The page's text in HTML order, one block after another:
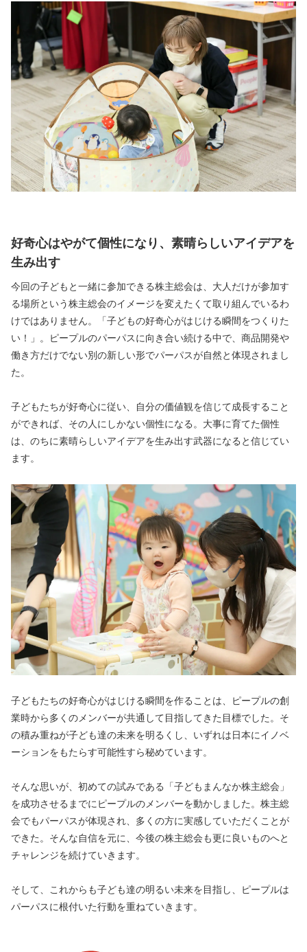
好奇心はやがて個性になり、素晴らしいアイデアを
生み出す
今回の子どもと一緒に参加できる株主総会は、大人だけが参加す
る場所という株主総会のイメージを変えたくて取り組んでいるわ
けではありません。「子どもの好奇心がはじける瞬間をつくりた
い！」。ピープルのパーパスに向き合い続ける中で、商品開発や
働き方だけでない別の新しい形でパーパスが自然と体現されまし
た。
子どもたちが好奇心に従い、自分の価値観を信じて成長すること
ができれば、その人にしかない個性になる。大事に育てた個性
は、のちに素晴らしいアイデアを生み出す武器になると信じてい
ます。
子どもたちの好奇心がはじける瞬間を作ることは、ピープルの創
業時から多くのメンバーが共通して目指してきた目標でした。そ
の積み重ねが子ども達の未来を明るくし、いずれは日本にイノベ
ーションをもたらす可能性すら秘めています。
そんな思いが、初めての試みである「子どもまんなか株主総会」
を成功させるまでにピープルのメンバーを動かしました。株主総
会でもパーパスが体現され、多くの方に実感していただくことが
できた。そんな自信を元に、今後の株主総会も更に良いものへと
チャレンジを続けていきます。
そして、これからも子ども達の明るい未来を目指し、ピープルは
パーパスに根付いた行動を重ねていきます。